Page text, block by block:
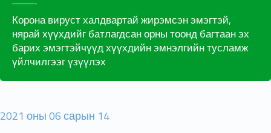
Корона вируст халдвартай жирэмсэн эмэгтэй,
нярай хүүхдийг батлагдсан орны тоонд багтаан эх
барих эмэгтэйчүүд хүүхдийн эмнэлгийн тусламж
үйлчилгээг үзүүлэх
2021 оны 06 сарын 14